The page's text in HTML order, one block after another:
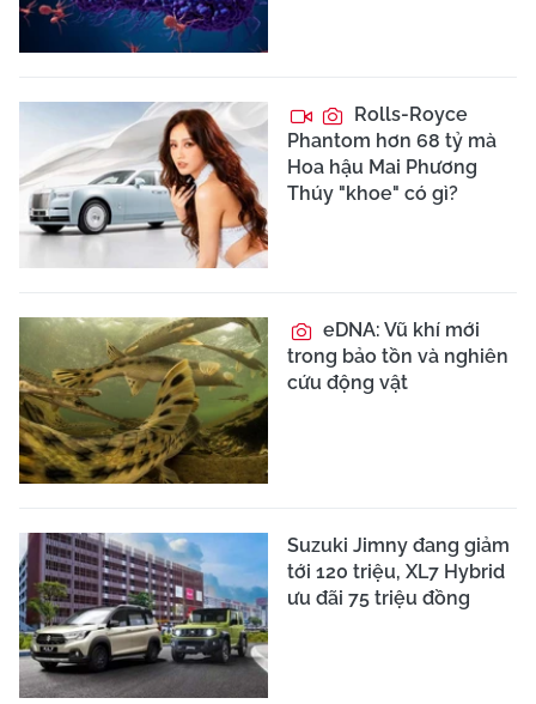
Rolls-Royce
Phantom hơn 68 tỷ mà
Hoa hậu Mai Phương
Thúy "khoe" có gì?
eDNA: Vũ khí mới
trong bảo tồn và nghiên
cứu động vật
Suzuki Jimny đang giảm
tới 120 triệu, XL7 Hybrid
ưu đãi 75 triệu đồng